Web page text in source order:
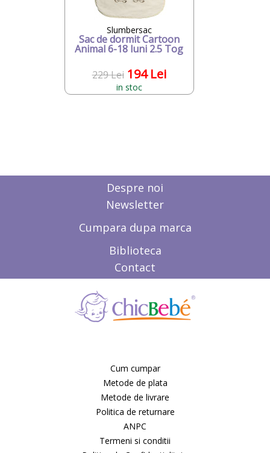
Slumbersac
Sac de dormit Cartoon
Animal 6-18 luni 2.5 Tog
229 Lei 194 Lei
in stoc
Despre noi
Newsletter
Cumpara dupa marca
Biblioteca
Contact
Cum cumpar
Metode de plata
Metode de livrare
Politica de returnare
ANPC
Termeni si conditii